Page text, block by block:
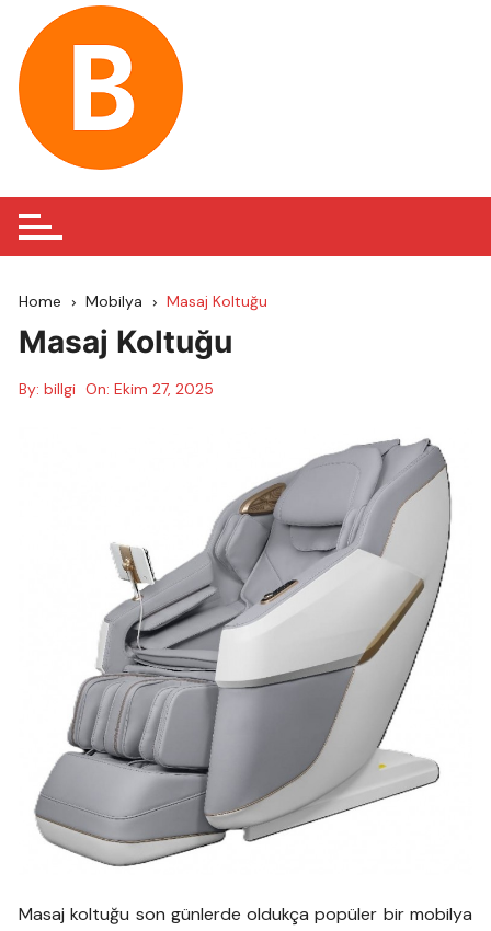
content
Home Mobilya Masaj Koltuğu
Masaj Koltuğu
By: billgi On:Ekim 27, 2025
Masaj koltuğu son günlerde oldukça popüler bir mobilya